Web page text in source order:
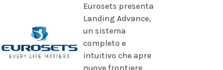
Eurosets presenta
Landing Advance,
un sistema
completo e
intuitivo che apre
nuove frontiere